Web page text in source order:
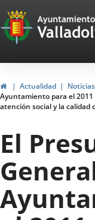
Portal
Web
del
de
HomeActualidad
Ayuntamiento para el
atención social y la calidad
El